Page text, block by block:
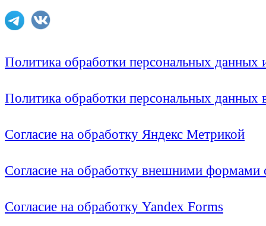
Политика обработки персональных
Политика обработки персональных
Согласие на обработку Яндекс Метрикой
Согласие на обработку внешними формами
Согласие на обработку Yandex Forms